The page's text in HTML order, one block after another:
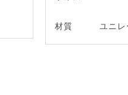
材質 ユニレ